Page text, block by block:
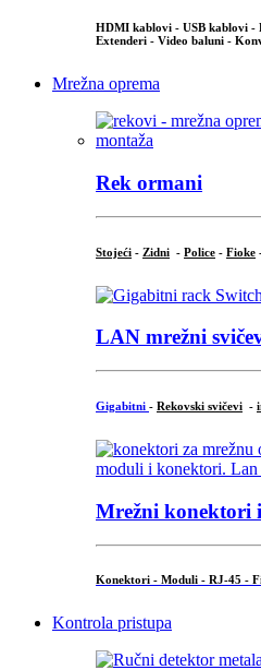
HDMI kablovi - USB kablovi
Extenderi - Video baluni -
Mrežna oprema
Rek ormani
Stojeći - Zidni - Police - Fioke
LAN mrežni
Gigabitni - Rekovski svičevi -
Mrežni konektori
Konektori - Moduli - RJ-45 -
Kontrola pristupa